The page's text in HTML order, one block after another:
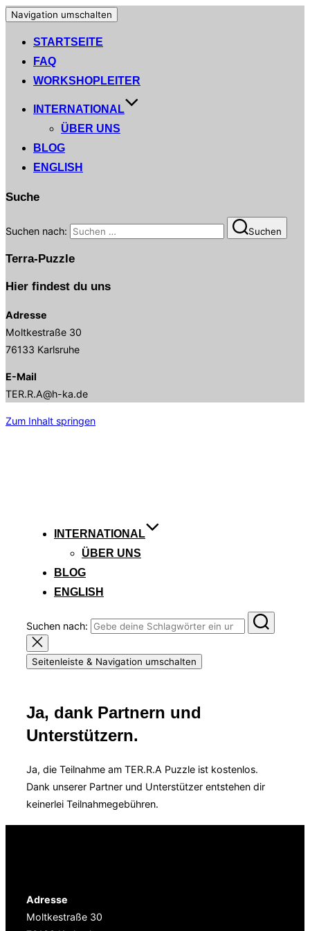
Navigation umschalten
STARTSEITE
FAQ
WORKSHOPLEITER
INTERNATIONAL
ÜBER UNS
BLOG
ENGLISH
Suche
Suchen nach: Suchen
Terra-Puzzle
Hier findest du uns
Adresse
Moltkestraße 30
76133 Karlsruhe
E-Mail
TER.R.A@h-ka.de
Zum Inhalt springen
INTERNATIONAL
ÜBER UNS
BLOG
ENGLISH
Suchen nach:
Seitenleiste & Navigation umschalten
Ja, dank Partnern und
Unterstützern.
Ja, die Teilnahme am TER.R.A Puzzle ist kostenlos.
Dank unserer Partner und Unterstützer entstehen dir
keinerlei Teilnahmegebühren.
Adresse
Moltkestraße 30